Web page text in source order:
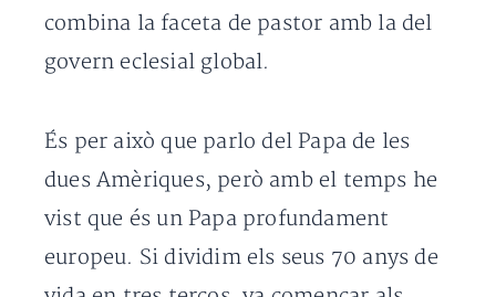
combina la faceta de pastor amb la del
govern eclesial global.
És per això que parlo del Papa de les
dues Amèriques, però amb el temps he
vist que és un Papa profundament
europeu. Si dividim els seus 70 anys de